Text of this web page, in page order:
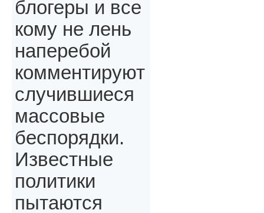
блогеры и все
кому не лень
наперебой
комментируют
случившиеся
массовые
беспорядки.
Известные
политики
пытаются